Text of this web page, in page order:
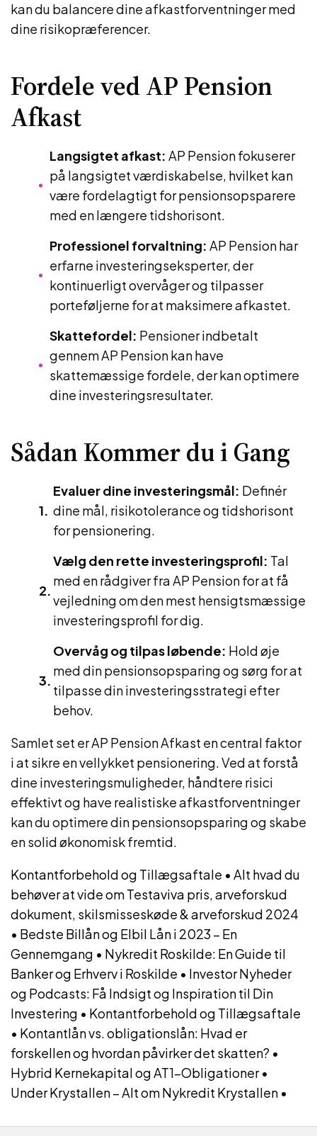
kan du balancere dine afkastforventninger med
dine risikopræferencer.
Fordele ved AP Pension
Afkast
Langsigtet afkast: AP Pension fokuserer
på langsigtet værdiskabelse, hvilket kan
være fordelagtigt for pensionsopsparere
med en længere tidshorisont.
Professionel forvaltning: AP Pension har
erfarne investeringseksperter, der
kontinuerligt overvåger og tilpasser
porteføljerne for at maksimere afkastet.
Skattefordel: Pensioner indbetalt
gennem AP Pension kan have
skattemæssige fordele, der kan optimere
dine investeringsresultater.
Sådan Kommer du i Gang
Evaluer dine investeringsmål: Definér
dine mål, risikotolerance og tidshorisont
for pensionering.
Vælg den rette investeringsprofil: Tal
med en rådgiver fra AP Pension for at få
vejledning om den mest hensigtsmæssige
investeringsprofil for dig.
Overvåg og tilpas løbende: Hold øje
med din pensionsopsparing og sørg for at
tilpasse din investeringsstrategi efter
behov.
Samlet set er AP Pension Afkast en central faktor
i at sikre en vellykket pensionering. Ved at forstå
dine investeringsmuligheder, håndtere risici
effektivt og have realistiske afkastforventninger
kan du optimere din pensionsopsparing og skabe
en solid økonomisk fremtid.
Kontantforbehold og Tillægsaftale • Alt hvad du
behøver at vide om Testaviva pris, arveforskud
dokument, skilsmisseskøde & arveforskud 2024
• Bedste Billån og Elbil Lån i 2023 – En
Gennemgang • Nykredit Roskilde: En Guide til
Banker og Erhverv i Roskilde • Investor Nyheder
og Podcasts: Få Indsigt og Inspiration til Din
Investering • Kontantforbehold og Tillægsaftale
• Kontantlån vs. obligationslån: Hvad er
forskellen og hvordan påvirker det skatten? •
Hybrid Kernekapital og AT1-Obligationer•
Under Krystallen – Alt om Nykredit Krystallen •